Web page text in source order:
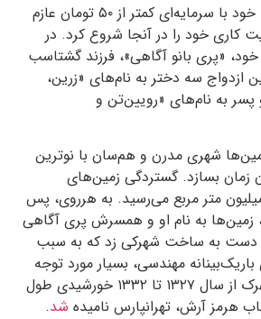
خود با سرمایه‌ای کمتر از ۵۰تومان عازم
کاری خود را در آنجا شروع کرد. در
«پری بانو آگاهی»، فرزند گشتاسب
ازدواج سه دختر به نام‌های «زرین،
پسر به نام‌های «رویین‌تن و
شهری مدرن و هم‌سان با نوترین
بسازد. گستردگی زمین‌های
متر مربع می‌رسید. به هرروی، پس
زمین‌ها به نام او و همسرش پری آگاهی
دست به ساخت شهرکی زد که به سبب
مهندسی، بسیار مورد توجه
از سال ۱۳۲۷تا ۱۳۳۲خورشیدی طول
هرمز آرش، تهرانپارس نامیده شد.